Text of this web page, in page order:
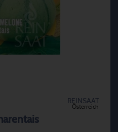
REINSAAT
Österreich